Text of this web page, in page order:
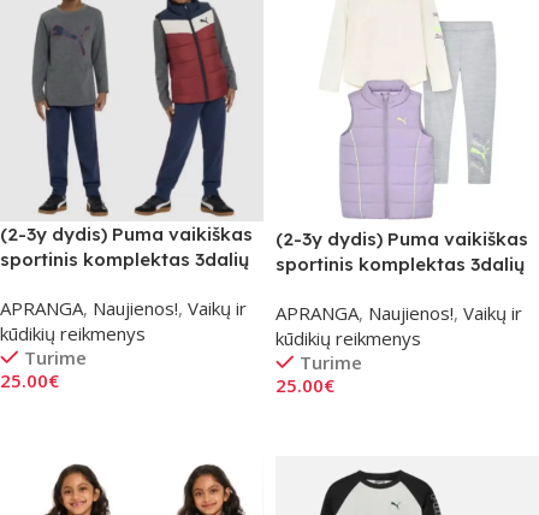
(2-3y dydis) Puma vaikiškas
sportinis komplektas 3dalių
APRANGA, Naujienos!, Vaikų ir
kūdikių reikmenys
Turime
25.00€
(2-3y dydis) Puma vaikiškas
sportinis komplektas 3dalių
APRANGA, Naujienos!, Vaikų ir
kūdikių reikmenys
Turime
25.00€